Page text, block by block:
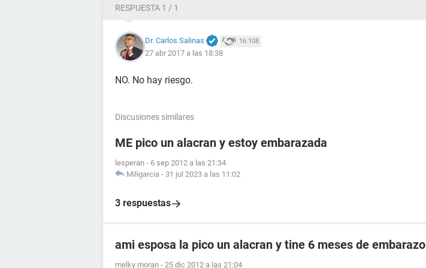
RESPUESTA 1 / 1
Dr. Carlos Salinas 16.108
27 abr 2017 a las 18:38
NO. No hay riesgo.
Discusiones similares
ME pico un alacran y estoy embarazada
lesperan - 6 sep 2012 a las 21:34
Miligarcia - 31 jul 2023 a las 11:02
3 respuestas
ami esposa la pico un alacran y tine 6 meses de embarazo
melky moran - 25 dic 2012 a las 21:04